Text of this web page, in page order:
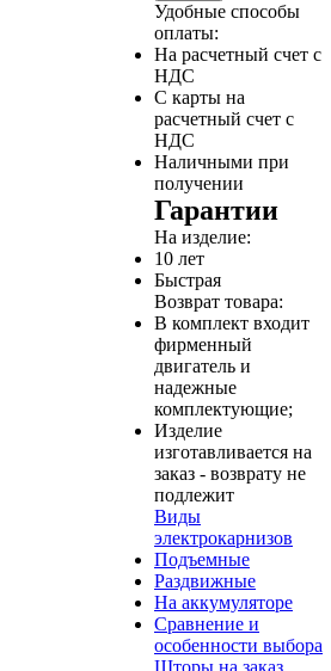
Удобные способы
оплаты:
На расчетный счет с
НДС
С карты на
расчетный счет с
НДС
Наличными при
получении
Гарантии
На изделие:
10 лет
Быстрая
Возврат товара:
В комплект входит
фирменный
двигатель и
надежные
комплектующие;
Изделие
изготавливается на
заказ - возврату не
подлежит
Виды
электрокарнизов
Подъемные
Раздвижные
На аккумуляторе
Сравнение и
особенности выбора
Шторы на заказ